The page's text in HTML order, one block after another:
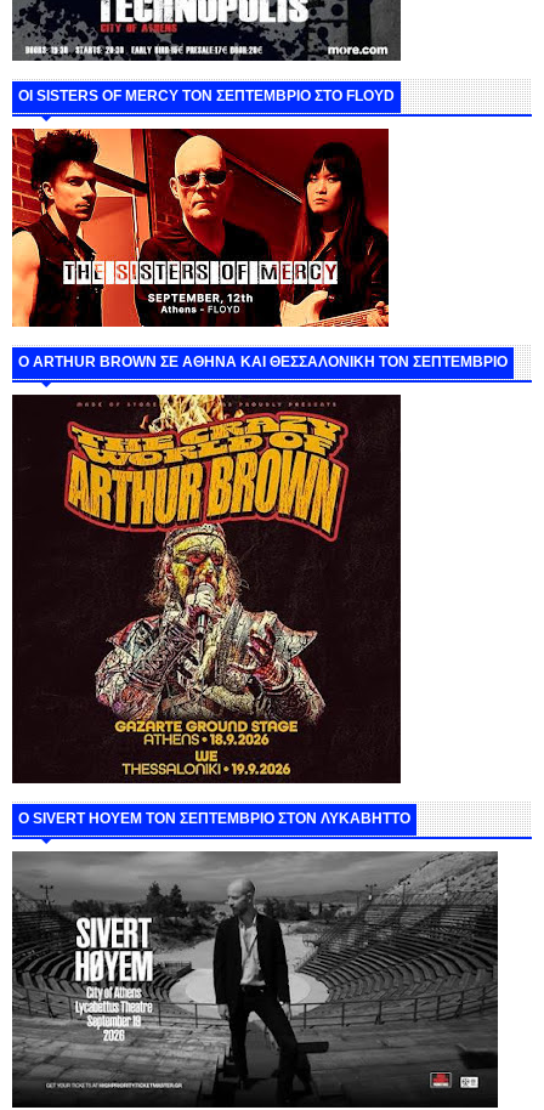
ΟΙ SISTERS OF MERCY ΤΟΝ ΣΕΠΤΕΜΒΡΙΟ ΣΤΟ FLOYD
O ARTHUR BROWN ΣΕ ΑΘΗΝΑ ΚΑΙ ΘΕΣΣΑΛΟΝΙΚΗ ΤΟΝ ΣΕΠΤΕΜΒΡΙΟ
Ο SIVERT HOYEM ΤΟΝ ΣΕΠΤΕΜΒΡΙΟ ΣΤΟΝ ΛΥΚΑΒΗΤΤΟ